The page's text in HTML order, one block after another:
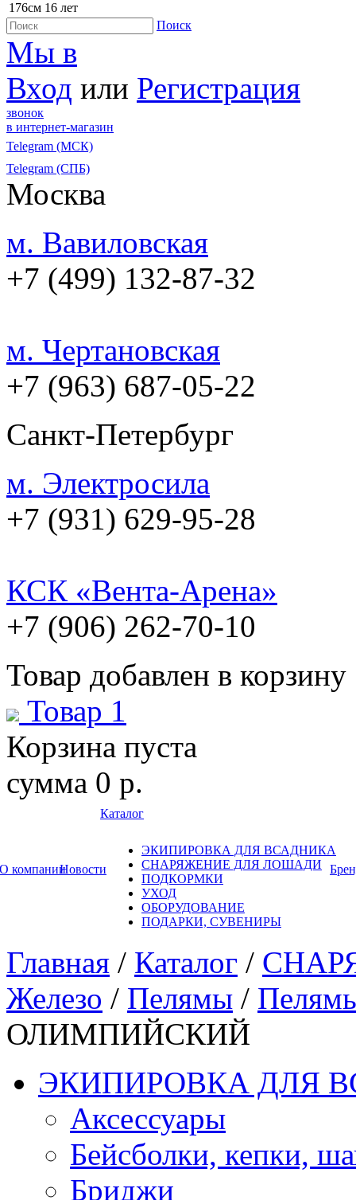
176см 16 лет
Поиск
Мы в
Вход или Регистрация
звонок
в интернет-магазин
Telegram (МСК)
Telegram (СПБ)
Москва
м. Вавиловская
+7 (499) 132-87-32
м. Чертановская
+7 (963) 687-05-22
Санкт-Петербург
м. Электросила
+7 (931) 629-95-28
КСК «Вента-Арена»
+7 (906) 262-70-10
Товар добавлен в корзину
Товар 1
Корзина пуста
сумма 0 р.
О компанииНовости
Каталог
ЭКИПИРОВКА ДЛЯ ВСАДНИКА
СНАРЯЖЕНИЕ ДЛЯ ЛОШАДИ
ПОДКОРМКИ
УХОД
ОБОРУДОВАНИЕ
ПОДАРКИ, СУВЕНИРЫ
Главная / Каталог /
Железо / Пелямы /
ОЛИМПИЙСКИЙ
ЭКИПИРОВКА ДЛЯ
Аксессуары
Бейсболки, кепки,
Бриджи